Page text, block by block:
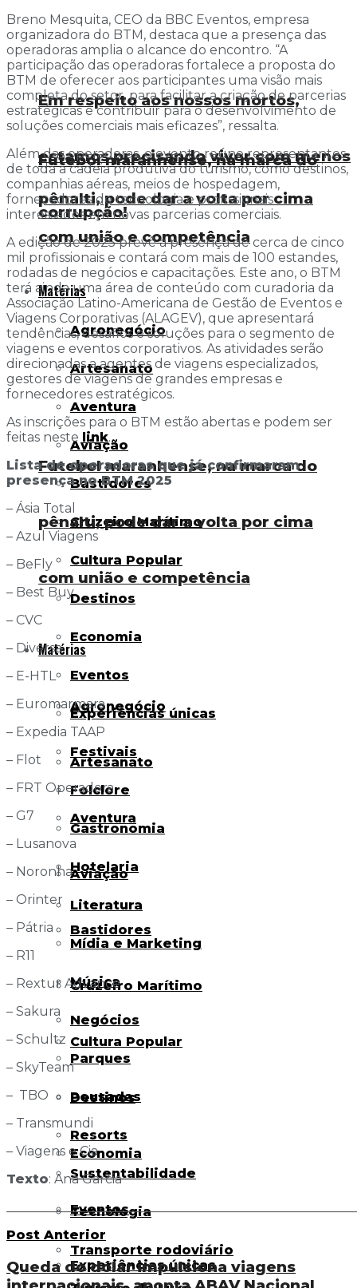
Futebol maranhense, na marca do
pênalti, pode dar a volta por cima
com união e competência
Matérias
Agronegócio
Artesanato
Aventura
Aviação
Bastidores
Cruzeiro Marítimo
Cultura Popular
Destinos
Economia
Eventos
Experiências únicas
Festivais
Folclore
Gastronomia
Hotelaria
Literatura
Mídia e Marketing
Música
Negócios
Parques
Pousadas
Resorts
Sustentabilidade
Tecnologia
Transporte rodoviário
Em respeito aos nossos mortos,
estamos precisando viver com menos
corrupção!
Futebol maranhense, na marca do
pênalti, pode dar a volta por cima
com união e competência
Matérias
Agronegócio
Artesanato
Aventura
Aviação
Bastidores
Cruzeiro Marítimo
Cultura Popular
Destinos
Economia
Eventos
Experiências únicas
Breno Mesquita, CEO da BBC Eventos, empresa
organizadora do BTM, destaca que a presença das
operadoras amplia o alcance do encontro. “A
participação das operadoras fortalece a proposta do
BTM de oferecer aos participantes uma visão mais
completa do setor, para facilitar a criação de parcerias
estratégicas e contribuir para o desenvolvimento de
soluções comerciais mais eficazes”, ressalta.
Além das operadoras, o evento reúne representantes
de toda a cadeia produtiva do turismo, como destinos,
companhias aéreas, meios de hospedagem,
fornecedores de tecnologia e profissionais
interessados em novas parcerias comerciais.
A edição de 2025 prevê a presença de cerca de cinco
mil profissionais e contará com mais de 100 estandes,
rodadas de negócios e capacitações. Este ano, o BTM
terá ainda uma área de conteúdo com curadoria da
Associação Latino-Americana de Gestão de Eventos e
Viagens Corporativas (ALAGEV), que apresentará
tendências, desafios e soluções para o segmento de
viagens e eventos corporativos. As atividades serão
direcionadas a agentes de viagens especializados,
gestores de viagens de grandes empresas e
fornecedores estratégicos.
As inscrições para o BTM estão abertas e podem ser
feitas neste link.
Lista de operadoras que já confirmaram
presença no BTM 2025
– Ásia Total
– Azul Viagens
– BeFly
– Best Buy
– CVC
– Diversa
– E-HTL
– Euromarmara
– Expedia TAAP
– Flot
– FRT Operadora
– G7
– Lusanova
– Noronha
– Orinter
– Pátria
– R11
– Rextur Advance
– Sakura
– Schultz
– SkyTeam
– TBO
– Transmundi
– Viagens e Cia
Texto: Ana Garcia
Post Anterior
Queda do dólar impulsiona viagens